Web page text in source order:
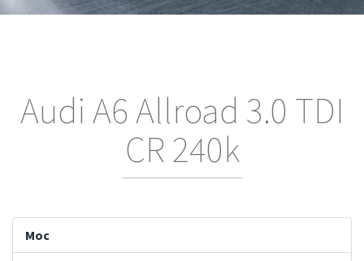
Audi A6 Allroad 3.0 TDI
CR 240k
Moc